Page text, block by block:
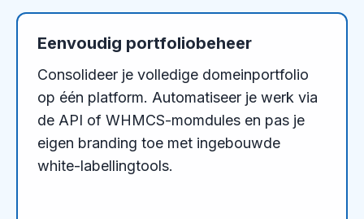
Eenvoudig portfoliobeheer
Consolideer je volledige domeinportfolio
op één platform. Automatiseer je werk via
de API of WHMCS-momdules en pas je
eigen branding toe met ingebouwde
white-labellingtools.